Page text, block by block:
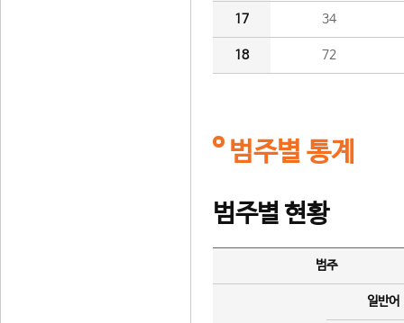
17 34
18 72
범주별 통계
범주별 현황
범주
일반어